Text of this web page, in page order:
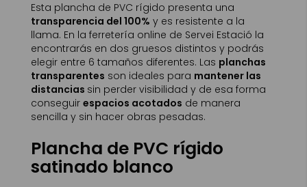
Esta plancha de PVC rígido presenta una
transparencia del 100% y es resistente a la
llama. En la ferretería online de Servei Estació la
encontrarás en dos gruesos distintos y podrás
elegir entre 6 tamaños diferentes. Las planchas
transparentes son ideales para mantener las
distancias sin perder visibilidad y de esa forma
conseguir espacios acotados de manera
sencilla y sin hacer obras pesadas.
Plancha de PVC rígido
satinado blanco